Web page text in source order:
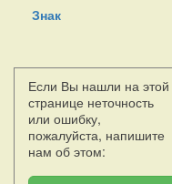
Знак
Если Вы нашли на этой
странице неточность
или ошибку,
пожалуйста, напишите
нам об этом: